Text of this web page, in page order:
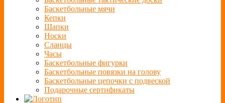
Баскетбольные мячи
Кепки
Шапки
Носки
Сланцы
Часы
Баскетбольные фигурки
Баскетбольные повязки на голову
Баскетбольные цепочки с подвеской
Подарочные сертификаты